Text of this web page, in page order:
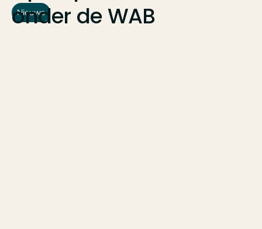
onder deWAB
Nieuws